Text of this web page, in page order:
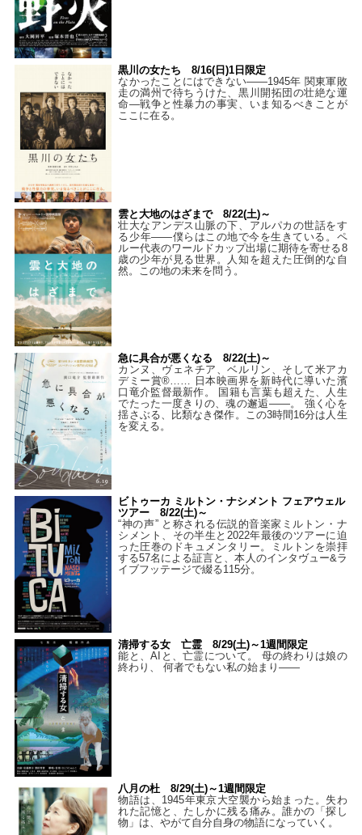
黒川の女たち 8/16(日)1日限定
なかったことにはできない——1945年 関東軍敗
走の満州で待ちうけた、黒川開拓団の壮絶な運
命―戦争と性暴力の事実、いま知るべきことが
ここに在る。
雲と大地のはざまで 8/22(土)～
壮大なアンデス山脈の下、アルパカの世話をす
る少年――僕らはこの地で今を生きている。ペ
ルー代表のワールドカップ出場に期待を寄せる8
歳の少年が見る世界。人知を超えた圧倒的な自
然。この地の未来を問う。
急に具合が悪くなる 8/22(土)～
カンヌ、ヴェネチア、ベルリン、そして米アカ
デミー賞®…… 日本映画界を新時代に導いた濱
口竜介監督最新作。 国籍も言葉も超えた、人生
でたった一度きりの、魂の邂逅――。 強く心を
揺さぶる、比類なき傑作。この3時間16分は人生
を変える。
ビトゥーカ ミルトン・ナシメント フェアウェル
ツアー 8/22(土)～
“神の声” と称される伝説的音楽家ミルトン・ナ
シメント、その半生と2022年最後のツアーに迫
った圧巻のドキュメンタリー。ミルトンを崇拝
する57名による証言と、本人のインタヴュー&ラ
イブフッテージで綴る115分。
清掃する女 亡霊 8/29(土)～1週間限定
能と、AIと、亡霊について。 母の終わりは娘の
終わり、 何者でもない私の始まり――
八月の杜 8/29(土)～1週間限定
物語は、1945年東京大空襲から始まった。失わ
れた記憶と、たしかに残る痛み。誰かの「探し
物」は、やがて自分自身の物語になっていく。